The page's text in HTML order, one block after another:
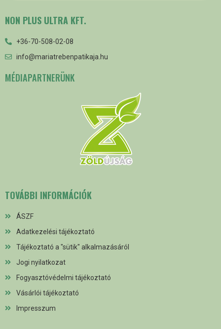
NON PLUS ULTRA KFT.
+36-70-508-02-08
info@mariatrebenpatikaja.hu
MÉDIAPARTNERÜNK
TOVÁBBI INFORMÁCIÓK
ÁSZF
Adatkezelési tájékoztató
Tájékoztató a "sütik" alkalmazásáról
Jogi nyilatkozat
Fogyasztóvédelmi tájékoztató
Vásárlói tájékoztató
Impresszum